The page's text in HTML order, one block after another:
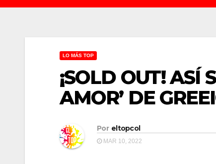
LO MÁS TOP
¡SOLD OUT! ASÍ
AMOR’ DE
Por eltopcol
MAR 10, 2022